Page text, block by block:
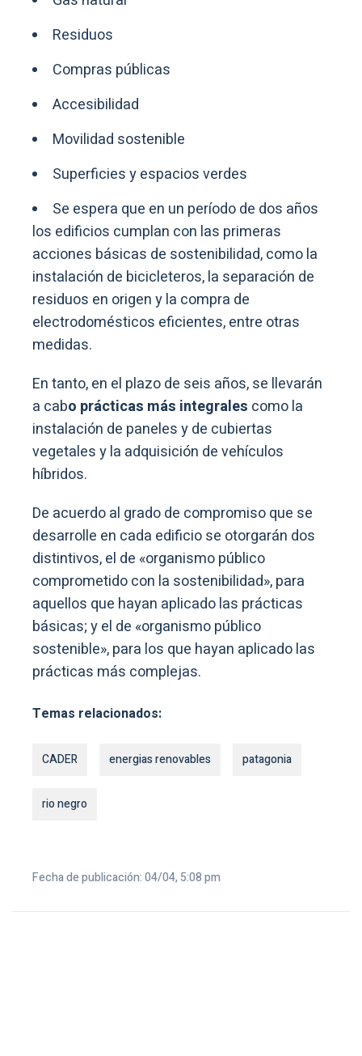
Residuos
Compras públicas
Accesibilidad
Movilidad sostenible
Superficies y espacios verdes
Se espera que en un período de dos años
los edificios cumplan con las primeras
acciones básicas de sostenibilidad, como la
instalación de bicicleteros, la separación de
residuos en origen y la compra de
electrodomésticos eficientes, entre otras
medidas.
En tanto, en el plazo de seis años, se llevarán
a cabo prácticas más integrales como la
instalación de paneles y de cubiertas
vegetales y la adquisición de vehículos
híbridos.
De acuerdo al grado de compromiso que se
desarrolle en cada edificio se otorgarán dos
distintivos, el de «organismo público
comprometido con la sostenibilidad», para
aquellos que hayan aplicado las prácticas
básicas; y el de «organismo público
sostenible», para los que hayan aplicado las
prácticas más complejas.
Temas relacionados:
CADER energias renovables patagonia
rio negro
Fecha de publicación: 04/04, 5:08 pm